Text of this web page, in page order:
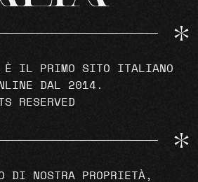
È IL PRIMO SITO ITALIANO
DAL 2014.
RESERVED
DI NOSTRA PROPRIETÀ,